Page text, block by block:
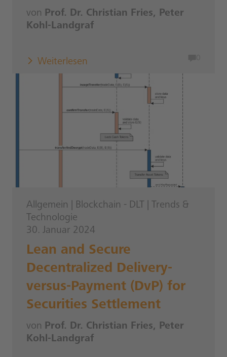
von Prof. Dr. Christian Fries, Peter
Kohl-Landgraf
Weiterlesen
Allgemein Blockchain - DLT
Trends &
Technologie
30. Januar 2024
Lean and Secure
Decentralized Delivery-
versus-Payment (DvP) for
Securities Settlement
von Prof. Dr. Christian Fries, Peter
Kohl-Landgraf